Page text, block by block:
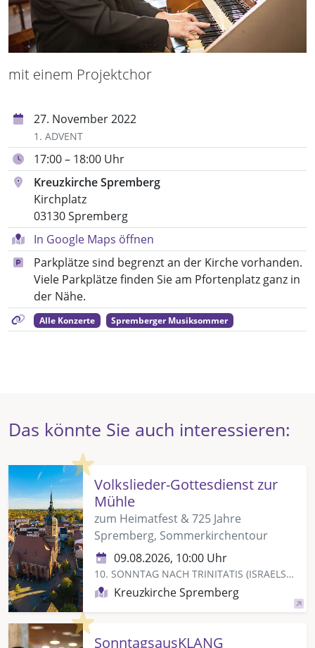
mit einem Projektchor
27. November 2022
1. ADVENT
17:00 – 18:00 Uhr
Kreuzkirche Spremberg
Kirchplatz
03130 Spremberg
In Google Maps öffnen
Parkplätze sind begrenzt an der Kirche vorhanden.
Viele Parkplätze finden Sie am Pfortenplatz ganz in
der Nähe.
Alle Konzerte Spremberger Musiksommer
Das könnte Sie auch interessieren:
Highlight
Volkslieder-Gottesdienst zur
Mühle
zum Heimatfest & 725 Jahre
Spremberg, Sommerkirchentour
09.08.2026, 10:00 Uhr
10. SONNTAG NACH TRINITATIS (ISRAELSONNTAG)
Kreuzkirche Spremberg
Highlight
SonntagsausKLANG